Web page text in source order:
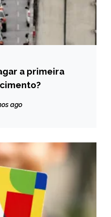
a primeira
ago